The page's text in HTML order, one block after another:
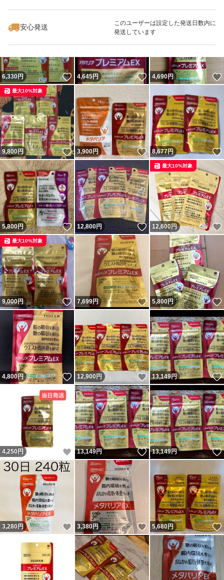
安心発送
このユーザーは設定した発送日数内に
発送しています
6,330円 いいね！
4,645円 いいね！
4,690円
9,800円 いいね！
最大10%対象
3,900円 いいね！
8,677円
5,800円 いいね！
12,800円 いいね！
12,600円
最大10%対象
9,000円 いいね！
最大10%対象
7,699円 いいね！
5,800円
4,800円 いいね！
12,900円 いいね！
13,149円
4,250 円 いいね！
13,149円 いいね！
13,149円
3,280円 いいね！
3,380円 いいね！
5,680円